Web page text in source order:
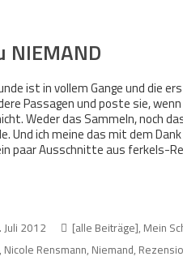
NIEMAND
ist in vollem Gange und die
Passagen und poste sie,
Weder das Sammeln, noch
Und ich meine das mit dem
paar Ausschnitte aus ferkels-
Juli 2012 [alle Beiträge], Mein
, Nicole Rensmann, Niemand,